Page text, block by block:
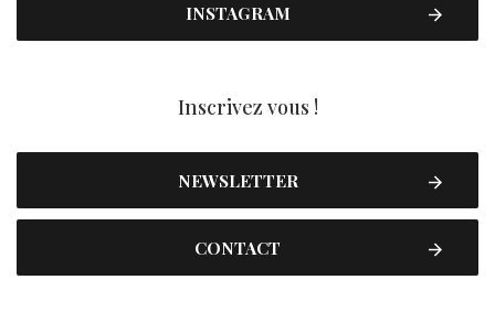
INSTAGRAM
Inscrivez vous !
NEWSLETTER
CONTACT